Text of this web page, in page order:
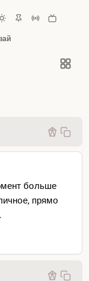
больше
прямо